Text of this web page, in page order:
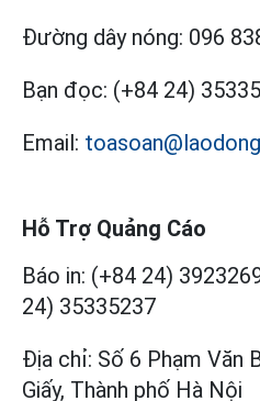
Đường dây nóng: 096
Bạn đọc: (+84 24)
Email:
Hỗ Trợ Quảng Cáo
Báo in: (+84 24)
24) 35335237
Địa chỉ: Số 6 Phạm Văn
Giấy, Thành phố Hà Nội